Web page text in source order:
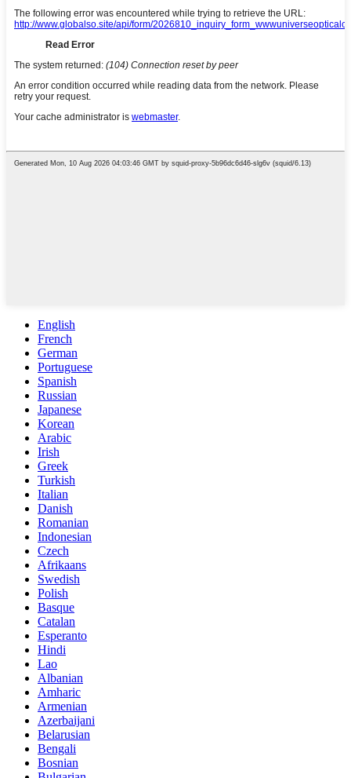
English
French
German
Portuguese
Spanish
Russian
Japanese
Korean
Arabic
Irish
Greek
Turkish
Italian
Danish
Romanian
Indonesian
Czech
Afrikaans
Swedish
Polish
Basque
Catalan
Esperanto
Hindi
Lao
Albanian
Amharic
Armenian
Azerbaijani
Belarusian
Bengali
Bosnian